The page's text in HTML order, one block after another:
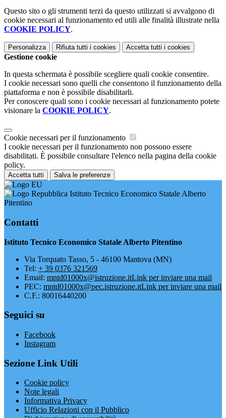
Questo sito o gli strumenti terzi da questo utilizzati si avvalgono di
cookie necessari al funzionamento ed utili alle finalità illustrate nella
COOKIE POLICY.
Personalizza Rifiuta tutti i cookies Accetta tutti i cookies
Gestione cookie
In questa schermata è possibile scegliere quali cookie consentire.
I cookie necessari sono quelli che consentono il funzionamento della
piattaforma e non è possibile disabilitarli.
Per conoscere quali sono i cookie necessari al funzionamento potete
visionare la COOKIE POLICY.
Cookie necessari per il funzionamento
I cookie necessari per il funzionamento non possono essere
disabilitati. È possibile consultare l'elenco nella pagina della cookie
policy.
Accetta tutti Salva le preferenze
Istituto Tecnico Economico Statale Alberto
Pitentino
Contatti
Istituto Tecnico Economico Statale Alberto Pitentino
Via Torquato Tasso, 5 - 46100 Mantova (MN)
Tel: + 39 0376 321569
Email: mntd01000x@istruzione.itLink per inviare una mail
PEC: mntd01000x@pec.istruzione.itLink per inviare una mail
C.F.: 80016440200
Seguici su
Facebook
Instagram
Sezione Link Utili
Cookie policy
Note legali
Informativa Privacy
Ufficio Relazioni con il Pubblico